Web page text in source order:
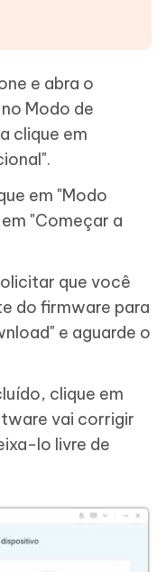
e abra o
Modo de
clique em
em "Modo
"Começar a
que você
do firmware para
e aguarde o
clique em
vai corrigir
lo livre de